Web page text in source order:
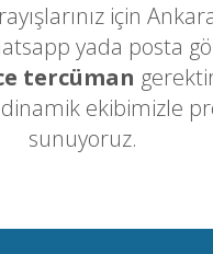
için
yada posta
tercüman
ekibimizle
sunuyoruz.